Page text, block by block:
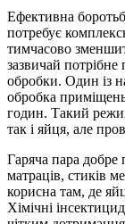
Ефективна
потребує
тимчасово
зазвичай потрібне
обробки. Один із
обробка
годин. Такий
так і яйця, але
Гаряча пара добре
матраців, стиків
корисна там, де
Хімічні